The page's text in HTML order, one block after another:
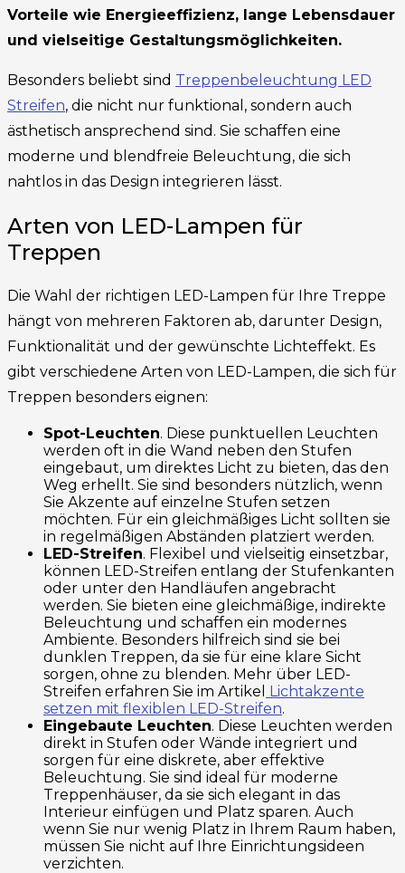
Vorteile wie Energieeffizienz, lange Lebensdauer
und vielseitige Gestaltungsmöglichkeiten.
Besonders beliebt sind Treppenbeleuchtung LED
Streifen, die nicht nur funktional, sondern auch
ästhetisch ansprechend sind. Sie schaffen eine
moderne und blendfreie Beleuchtung, die sich
nahtlos in das Design integrieren lässt.
Arten von LED-Lampen für
Treppen
Die Wahl der richtigen LED-Lampen für Ihre Treppe
hängt von mehreren Faktoren ab, darunter Design,
Funktionalität und der gewünschte Lichteffekt. Es
gibt verschiedene Arten von LED-Lampen, die sich für
Treppen besonders eignen:
Spot-Leuchten. Diese punktuellen Leuchten
werden oft in die Wand neben den Stufen
eingebaut, um direktes Licht zu bieten, das den
Weg erhellt. Sie sind besonders nützlich, wenn
Sie Akzente auf einzelne Stufen setzen
möchten. Für ein gleichmäßiges Licht sollten sie
in regelmäßigen Abständen platziert werden.
LED-Streifen. Flexibel und vielseitig einsetzbar,
können LED-Streifen entlang der Stufenkanten
oder unter den Handläufen angebracht
werden. Sie bieten eine gleichmäßige, indirekte
Beleuchtung und schaffen ein modernes
Ambiente. Besonders hilfreich sind sie bei
dunklen Treppen, da sie für eine klare Sicht
sorgen, ohne zu blenden. Mehr über LED-
Streifen erfahren Sie im Artikel Lichtakzente
setzen mit flexiblen LED-Streifen.
Eingebaute Leuchten. Diese Leuchten werden
direkt in Stufen oder Wände integriert und
sorgen für eine diskrete, aber effektive
Beleuchtung. Sie sind ideal für moderne
Treppenhäuser, da sie sich elegant in das
Interieur einfügen und Platz sparen. Auch
wenn Sie nur wenig Platz in Ihrem Raum haben,
müssen Sie nicht auf Ihre Einrichtungsideen
verzichten.